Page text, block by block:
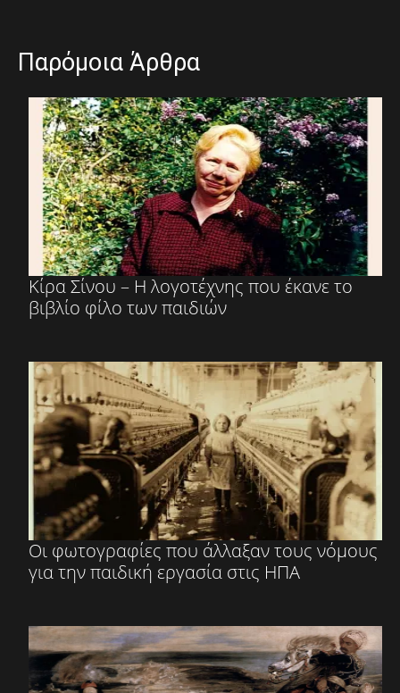
Παρόμοια Άρθρα
Κίρα Σίνου – Η λογοτέχνης που έκανε το
βιβλίο φίλο των παιδιών
Οι φωτογραφίες που άλλαξαν τους νόμους
για την παιδική εργασία στις ΗΠΑ